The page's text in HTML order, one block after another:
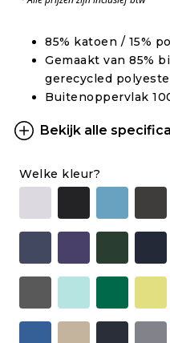
85% katoen / 15%
Gemaakt van 85%
gerecycled
Buitenoppervlak
Bekijk alle
Welke kleur?